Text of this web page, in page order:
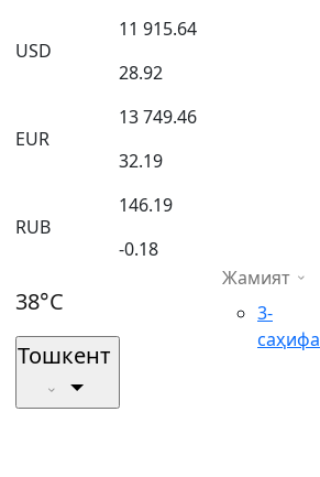
USD
11 915.64
28.92
EUR
13 749.46
32.19
RUB
146.19
-0.18
38°C
Тошкент
Жамият
3-
саҳифа